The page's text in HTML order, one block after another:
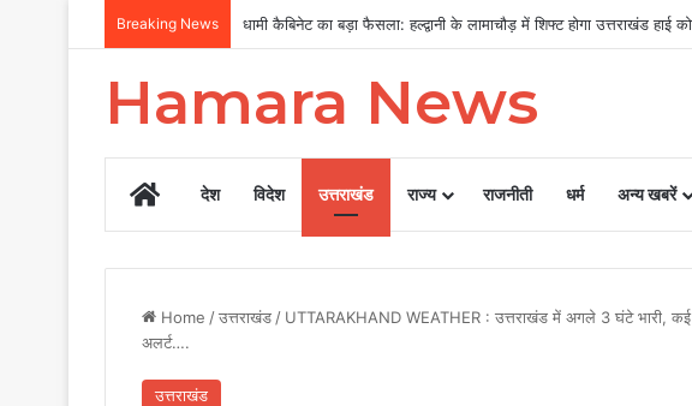
Breaking News MDDA बोर्ड की बैठक में 25 विकास प्रस्तावों को मंजूरी, लैंड पूलिंग से होटल-
Hamara News
Homeदेश विदेश उत्तराखंड राज्य राजनीती धर्म अन्य खबरें
Home /उत्तराखंड / UTTARAKHAND WEATHER : उत्तराखंड में अगले 3 घंटे भारी,
अलर्ट….
उत्तराखंड